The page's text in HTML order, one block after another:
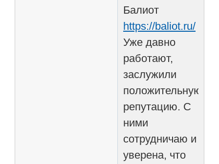
Балиот
https://baliot.ru/
Уже давно
работают,
заслужили
положительную
репутацию. С
ними
сотрудничаю и
уверена, что